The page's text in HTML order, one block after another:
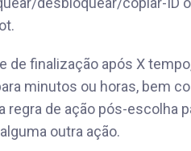
de finalização após X
minutos ou horas, bem
regra de ação pós-escolha
outra ação.